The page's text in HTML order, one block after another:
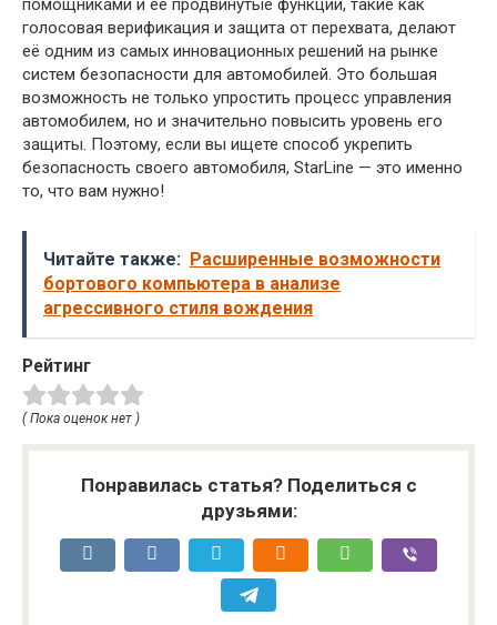
помощниками и её продвинутые функции, такие как
голосовая верификация и защита от перехвата, делают
её одним из самых инновационных решений на рынке
систем безопасности для автомобилей. Это большая
возможность не только упростить процесс управления
автомобилем, но и значительно повысить уровень его
защиты. Поэтому, если вы ищете способ укрепить
безопасность своего автомобиля, StarLine — это именно
то, что вам нужно!
Читайте также: Расширенные возможности
бортового компьютера в анализе
агрессивного стиля вождения
Рейтинг
( Пока оценок нет )
Понравилась статья? Поделиться с
друзьями: